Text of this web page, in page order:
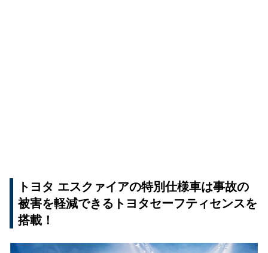
トヨタ エスクァイアの特別仕様車は事故の
被害を軽減できるトヨタセーフティセンスを
搭載！